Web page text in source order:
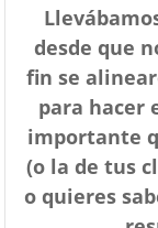
desde que
fin se
para hacer
importante
(o la de tus
o quieres